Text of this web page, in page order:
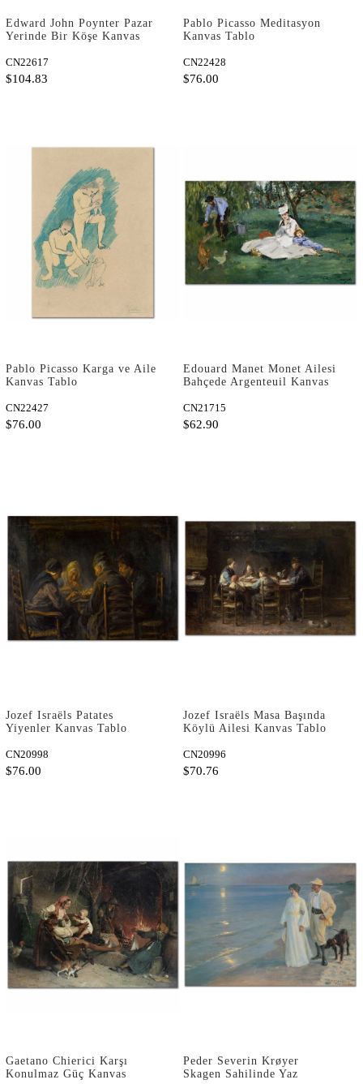
Edward John Poynter Pazar
Yerinde Bir Köşe Kanvas
CN22617
$104.83
Pablo Picasso Meditasyon
Kanvas Tablo
CN22428
$76.00
Pablo Picasso Karga ve Aile
Kanvas Tablo
CN22427
$76.00
Edouard Manet Monet Ailesi
Bahçede Argenteuil Kanvas
CN21715
$62.90
Jozef Israëls Patates
Yiyenler Kanvas Tablo
CN20998
$76.00
Jozef Israëls Masa Başında
Köylü Ailesi Kanvas Tablo
CN20996
$70.76
Gaetano Chierici Karşı
Konulmaz Güç Kanvas
Peder Severin Krøyer
Skagen Sahilinde Yaz